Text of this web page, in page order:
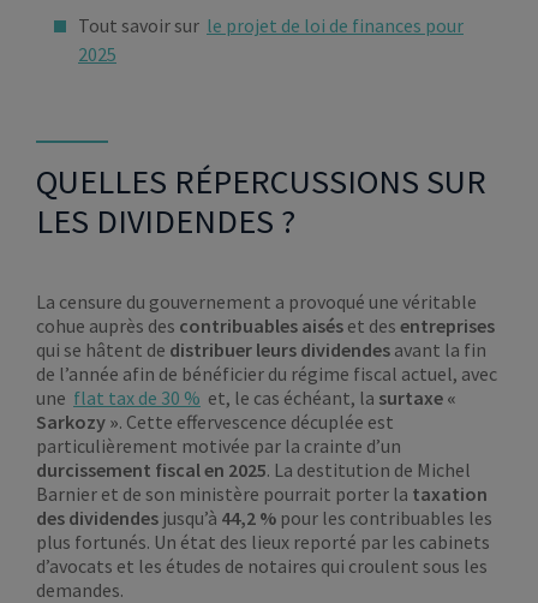
Tout savoir sur le projet de loi de finances pour
2025
QUELLES RÉPERCUSSIONS SUR
LES DIVIDENDES ?
La censure du gouvernement a provoqué une véritable
cohue auprès des contribuables aisés et des entreprises
qui se hâtent de distribuer leurs dividendes avant la fin
de l’année afin de bénéficier du régime fiscal actuel, avec
une flat tax de 30 % et, le cas échéant, la surtaxe «
Sarkozy ». Cette effervescence décuplée est
particulièrement motivée par la crainte d’un
durcissement fiscal en 2025. La destitution de Michel
Barnier et de son ministère pourrait porter la taxation
des dividendes jusqu’à 44,2 % pour les contribuables les
plus fortunés. Un état des lieux reporté par les cabinets
d’avocats et les études de notaires qui croulent sous les
demandes.